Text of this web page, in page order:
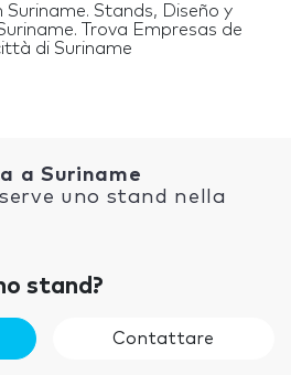
Stands, Diseño y
Trova Empresas de
di Suriname
a Suriname
uno stand nella
stand?
Contattare